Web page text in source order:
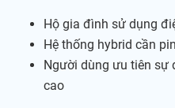
Hộ gia đình sử dụng
Hệ thống hybrid cần
Người dùng ưu tiên sự
cao